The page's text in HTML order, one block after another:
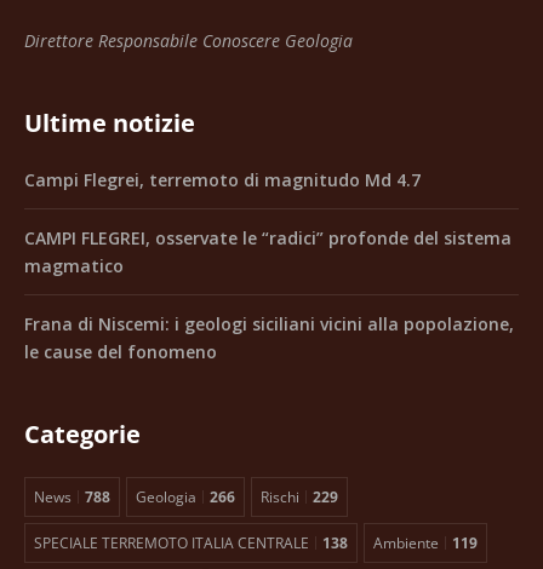
Direttore Responsabile Conoscere Geologia
Ultime notizie
Campi Flegrei, terremoto di magnitudo Md 4.7
CAMPI FLEGREI, osservate le “radici” profonde del sistema
magmatico
Frana di Niscemi: i geologi siciliani vicini alla popolazione,
le cause del fonomeno
Categorie
News 788 Geologia 266 Rischi 229
SPECIALE TERREMOTO ITALIA CENTRALE 138 Ambiente 119